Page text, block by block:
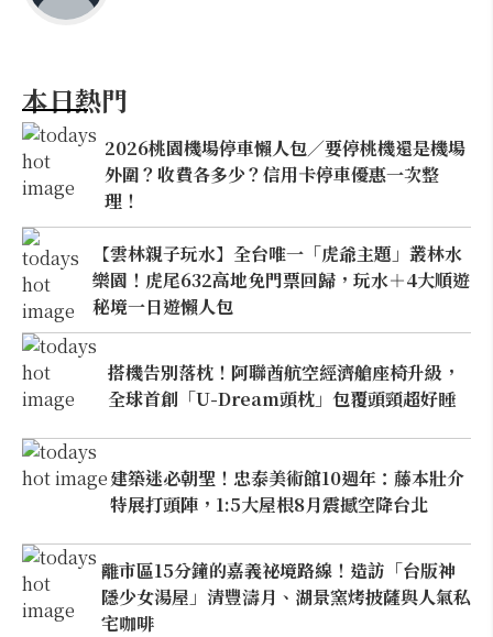
本日熱門
2026桃園機場停車懶人包／要停桃機還是機場
外圍？收費各多少？信用卡停車優惠一次整
理！
【雲林親子玩水】全台唯一「虎爺主題」叢林水
樂園！虎尾632高地免門票回歸，玩水＋4大順遊
秘境一日遊懶人包
搭機告別落枕！阿聯酋航空經濟艙座椅升級，
全球首創「U-Dream頭枕」包覆頭頸超好睡
建築迷必朝聖！忠泰美術館10週年：藤本壯介
特展打頭陣，1:5大屋根8月震撼空降台北
離市區15分鐘的嘉義祕境路線！造訪「台版神
隱少女湯屋」清豐濤月、湖景窯烤披薩與人氣私
宅咖啡